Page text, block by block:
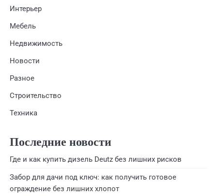
Интерьер
Мебель
Недвижимость
Новости
Разное
Строительство
Техника
Последние новости
Где и как купить дизель Deutz без лишних рисков
Забор для дачи под ключ: как получить готовое
ограждение без лишних хлопот